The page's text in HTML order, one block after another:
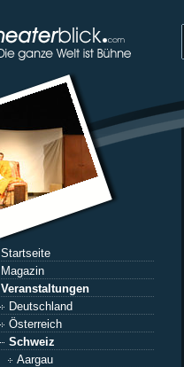
Startseite
Magazin
Veranstaltungen
Deutschland
Österreich
Schweiz
Aargau